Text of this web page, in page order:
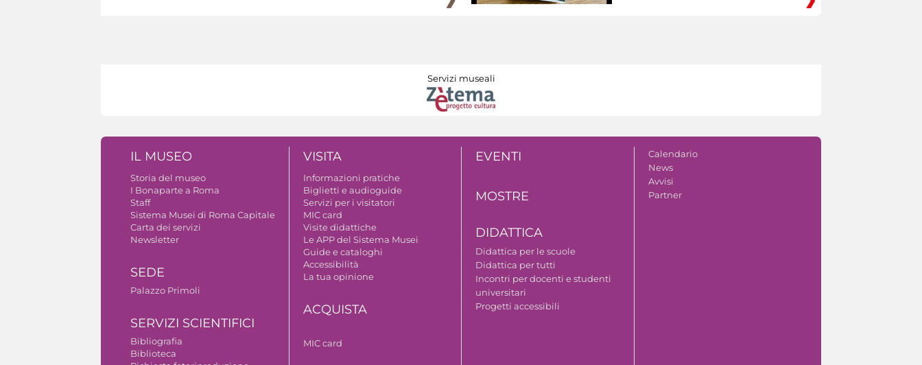
Servizi museali
IL MUSEO
Storia del museo
I Bonaparte a Roma
Staff
Sistema Musei di Roma Capitale
Carta dei servizi
Newsletter
SEDE
Palazzo Primoli
SERVIZI SCIENTIFICI
Bibliografia
Biblioteca
VISITA
Informazioni pratiche
Biglietti e audioguide
Servizi per i visitatori
MIC card
Visite didattiche
Le APP del Sistema Musei
Guide e cataloghi
Accessibilità
La tua opinione
ACQUISTA
MIC card
EVENTI
MOSTRE
DIDATTICA
Didattica per le scuole
Didattica per tutti
Incontri per docenti e studenti
universitari
Progetti accessibili
Calendario
News
Avvisi
Partner